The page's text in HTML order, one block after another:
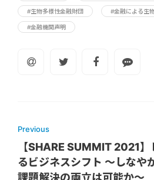
#生物多様性金融財団 #金融による生
#金融機関声明
Previous
【SHARE SUMMIT 2021
るビジネスシフト 〜しなや
課題解決の両立は可能か〜